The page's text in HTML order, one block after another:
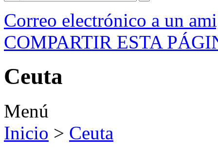
Correo electrónico a un
COMPARTIR ESTA
Ceuta
Menú
Inicio > Ceuta